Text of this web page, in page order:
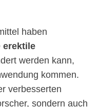
haben
erektile
werden kann,
kommen.
verbesserten
sondern auch